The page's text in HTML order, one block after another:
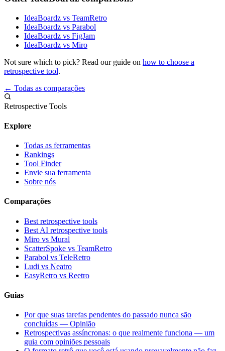
IdeaBoardz vs TeamRetro
IdeaBoardz vs Parabol
IdeaBoardz vs FigJam
IdeaBoardz vs Miro
Not sure which to pick? Read our guide on how to choose a
retrospective tool.
← Todas as comparações
Retrospective Tools
Explore
Todas as ferramentas
Rankings
Tool Finder
Envie sua ferramenta
Sobre nós
Comparações
Best retrospective tools
Best AI retrospective tools
Miro vs Mural
ScatterSpoke vs TeamRetro
Parabol vs TeleRetro
Ludi vs Neatro
EasyRetro vs Reetro
Guias
Por que suas tarefas pendentes do passado nunca são
concluídas — Opinião
Retrospectivas assíncronas: o que realmente funciona — um
guia com opiniões pessoais